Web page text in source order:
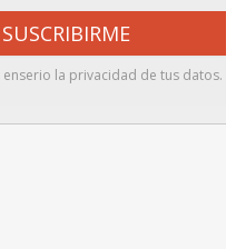
la privacidad de tus datos.